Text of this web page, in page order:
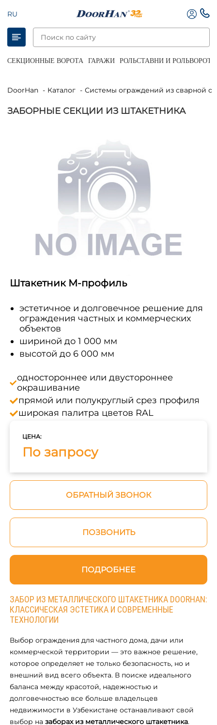
RU
СЕКЦИОННЫЕ ВОРОТА ГАРАЖИ РОЛЬСТАВНИ И РОЛЬВОРОТА
DoorHan Каталог Системы ограждений из сварной
ЗАБОРНЫЕ СЕКЦИИ ИЗ ШТАКЕТНИКА
Штакетник М-профиль
эстетичное и долговечное решение для
ограждения частных и коммерческих
объектов
шириной до 1 000 мм
высотой до 6 000 мм
одностороннее или двустороннее
окрашивание
прямой или полукруглый срез профиля
широкая палитра цветов RAL
ЦЕНА:
По запросу
ОБРАТНЫЙ ЗВОНОК
ПОЗВОНИТЬ
ПОДРОБНЕЕ
ЗАБОР ИЗ МЕТАЛЛИЧЕСКОГО ШТАКЕТНИКА DOORHAN:
КЛАССИЧЕСКАЯ ЭСТЕТИКА И СОВРЕМЕННЫЕ
ТЕХНОЛОГИИ
Выбор ограждения для частного дома, дачи или
коммерческой территории — это важное решение,
которое определяет не только безопасность, но и
внешний вид всего объекта. В поиске идеального
баланса между красотой, надежностью и
долговечностью все больше владельцев
недвижимости в Узбекистане останавливают свой
выбор на заборах из металлического штакетника.